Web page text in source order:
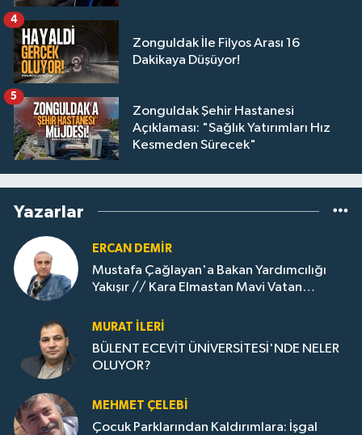
Zonguldak İle Filyos Arası 16
Dakikaya Düşüyor!
4
Zonguldak Şehir Hastanesi
Açıklaması: "Sağlık Yatırımları Hız
Kesmeden Sürecek"
5
Yazarlar
ERCAN DEMIR
Mustafa Çağlayan'a Bakan Yardımcılığı
Yakışır // ​Kara Elmastan Mavi Vatan
MURAT İLERI
BÜLENT ECEVİT ÜNİVERSİTESİ'NDE NELER
OLUYOR?
MEHMET ÇELEBI
Çocuk Parklarından Kaldırımlara: İşgal